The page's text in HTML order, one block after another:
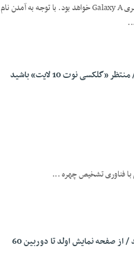
گوشی Samsung Galaxy A73 5G جدیدترین مدل از سری Galaxy A خواهد بود. با توجه به آمدن نام
با فناوری تشخیص چهره ...
اطلاعاتی جدید از گوشی «آنر V30 پرو» منتشر شد / از صفحه نمایش اولد تا دوربین 60